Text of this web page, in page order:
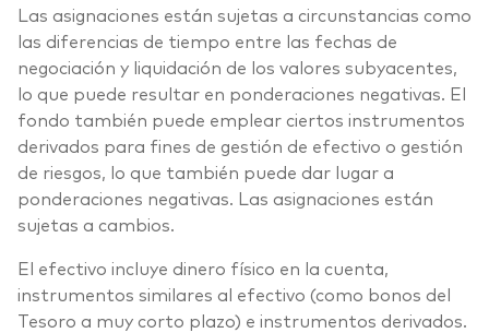
Las asignaciones están sujetas a circunstancias como
las diferencias de tiempo entre las fechas de
negociación y liquidación de los valores subyacentes,
lo que puede resultar en ponderaciones negativas. El
fondo también puede emplear ciertos instrumentos
derivados para fines de gestión de efectivo o gestión
de riesgos, lo que también puede dar lugar a
ponderaciones negativas. Las asignaciones están
sujetas a cambios.
El efectivo incluye dinero físico en la cuenta,
instrumentos similares al efectivo (como bonos del
Tesoro a muy corto plazo) e instrumentos derivados.